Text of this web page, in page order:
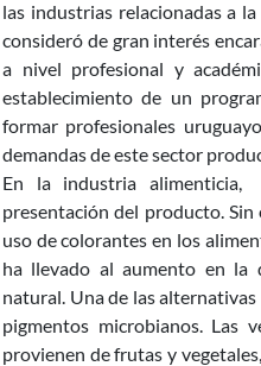
las industrias relacionadas a
consideró de gran interés
a nivel profesional y
establecimiento de un
formar profesionales
demandas de este sector
En la industria
presentación del producto. Sin
uso de colorantes en los
ha llevado al aumento en la
natural. Una de las
pigmentos microbianos. Las
provienen de frutas y